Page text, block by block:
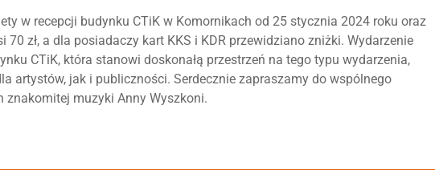
w recepcji budynku CTiK w Komornikach od 25 stycznia 2024 roku oraz
zł, a dla posiadaczy kart KKS i KDR przewidziano zniżki. Wydarzenie
CTiK, która stanowi doskonałą przestrzeń na tego typu wydarzenia,
artystów, jak i publiczności. Serdecznie zapraszamy do wspólnego
znakomitej muzyki Anny Wyszkoni.